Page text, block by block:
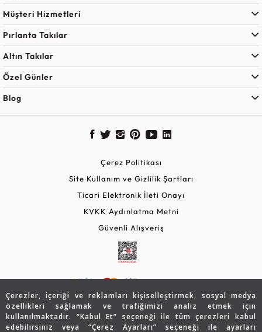
Çerezler, içeriği ve reklamları kişiselleştirmek, sosyal medya
özellikleri sağlamak ve trafiğimizi analiz etmek için
kullanılmaktadır. “Kabul Et” seçeneği ile tüm çerezleri kabul
edebilirsiniz veya “Çerez Ayarları” seçeneği ile ayarları
Müşteri Hizmetleri
Pırlanta Takılar
Altın Takılar
Özel Günler
Blog
© 2026 Assos Diamond
Çerez Politikası
Site Kullanım ve Gizlilik Şartları
Ticari Elektronik İleti Onayı
KVKK Aydınlatma Metni
Güvenli Alışveriş